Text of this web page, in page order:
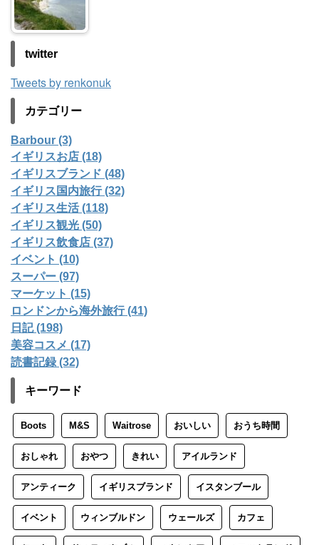
twitter
Tweets by renkonuk
カテゴリー
Barbour (3)
イギリスお店 (18)
イギリスブランド (48)
イギリス国内旅行 (32)
イギリス生活 (118)
イギリス観光 (50)
イギリス飲食店 (37)
イベント (10)
スーパー (97)
マーケット (15)
ロンドンから海外旅行 (41)
日記 (198)
美容コスメ (17)
読書記録 (32)
キーワード
Boots M&S Waitrose おいしい おうち時間
おしゃれ おやつ きれい アイルランド
アンティーク イギリスブランド イスタンブール
イベント ウィンブルドン ウェールズ カフェ